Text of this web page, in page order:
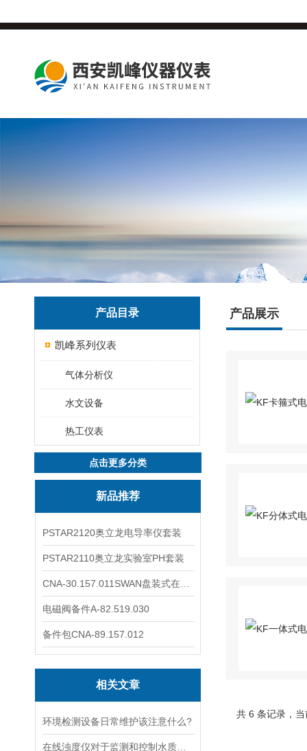
产品目录
凯峰系列仪表
气体分析仪
水文设备
热工仪表
点击更多分类
新品推荐
PSTAR2120奥立龙电导率仪套装
PSTAR2110奥立龙实验室PH套装
电磁阀备件A-82.519.030
备件包CNA-89.157.012
相关文章
环境检测设备日常维护该注意什么?
产品展示
共 6 条记录，